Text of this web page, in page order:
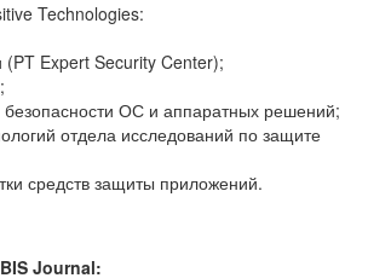
Technologies:
(PT Expert Security Center);
ОС и аппаратных решений;
отдела исследований по защите
средств защиты приложений.
BIS Journal: